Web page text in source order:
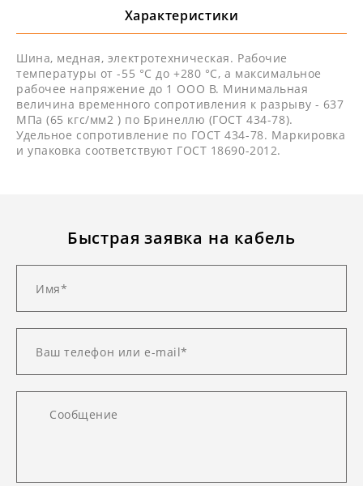
Характеристики
Шина, медная, электротехническая. Рабочие
температуры от -55 °С до +280 °С, а максимальное
рабочее напряжение до 1 ООО В. Минимальная
величина временного сопротивления к разрыву - 637
МПа (65 кгс/мм2 ) по Бринеллю (ГОСТ 434-78).
Удельное сопротивление по ГОСТ 434-78. Маркировка
и упаковка соответствуют ГОСТ 18690-2012.
Быстрая заявка на кабель